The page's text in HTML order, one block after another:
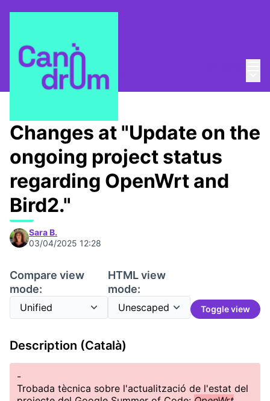
/ Canòdrom Obert
Changes at "Update on the
ongoing project status
regarding OpenWrt and
Bird2."
Sara B.
03/04/2025 12:28
Compare view
mode:
HTML view
mode:
Toggle view
Description (Català)
-
Trobada tècnica sobre l'actualització de l'estat del